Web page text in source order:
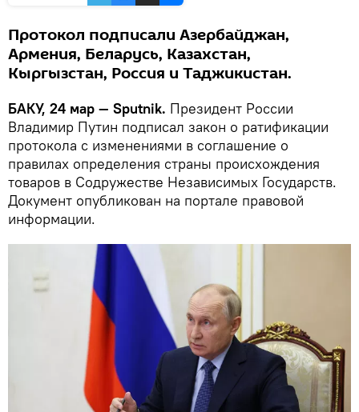
Протокол подписали Азербайджан,
Армения, Беларусь, Казахстан,
Кыргызстан, Россия и Таджикистан.
БАКУ, 24 мар — Sputnik. Президент России
Владимир Путин подписал закон о ратификации
протокола с изменениями в соглашение о
правилах определения страны происхождения
товаров в Содружестве Независимых Государств.
Документ опубликован на портале правовой
информации.